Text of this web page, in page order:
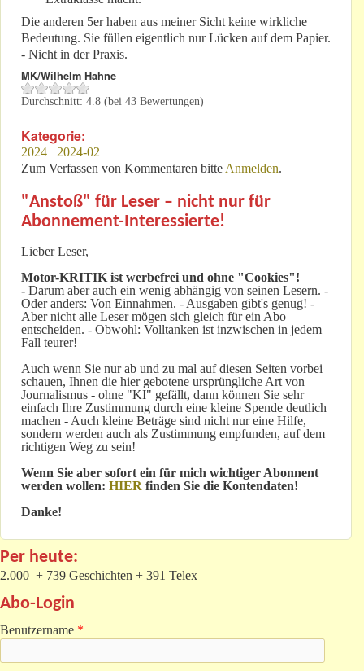
Die anderen 5er haben aus meiner Sicht keine wirkliche
Bedeutung. Sie füllen eigentlich nur Lücken auf dem Papier.
- Nicht in der Praxis.
MK/Wilhelm Hahne
Durchschnitt: 4.8 (bei 43 Bewertungen)
Kategorie:
2024
2024-02
Zum Verfassen von Kommentaren bitte Anmelden.
"Anstoß" für Leser – nicht nur für
Abonnement-Interessierte!
Lieber Leser,
Motor-KRITIK ist werbefrei und ohne "Cookies"!
- Darum aber auch ein wenig abhängig von seinen Lesern. -
Oder anders: Von Einnahmen. - Ausgaben gibt's genug! -
Aber nicht alle Leser mögen sich gleich für ein Abo
entscheiden. - Obwohl: Volltanken ist inzwischen in jedem
Fall teurer!
Auch wenn Sie nur ab und zu mal auf diesen Seiten vorbei
schauen, Ihnen die hier gebotene ursprüngliche Art von
Journalismus - ohne "KI" gefällt, dann können Sie sehr
einfach Ihre Zustimmung durch eine kleine Spende deutlich
machen - Auch kleine Beträge sind nicht nur eine Hilfe,
sondern werden auch als Zustimmung empfunden, auf dem
richtigen Weg zu sein!
Wenn Sie aber sofort ein für mich wichtiger Abonnent
werden wollen: HIER finden Sie die Kontendaten!
Danke!
Per heute:
2.000 + 739 Geschichten + 391 Telex
Abo-Login
Benutzername *